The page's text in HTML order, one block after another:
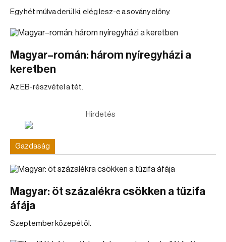
Egy hét múlva derül ki, elég lesz-e a sovány előny.
Magyar–román: három nyíregyházi a
keretben
Az EB-részvétel a tét.
Hirdetés
Gazdaság
Magyar: öt százalékra csökken a tűzifa
áfája
Szeptember közepétől.